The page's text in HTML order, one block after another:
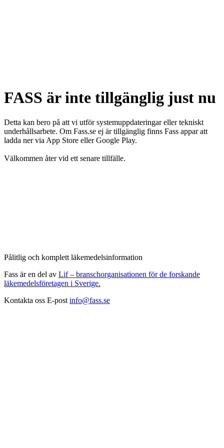
FASS är inte tillgänglig just nu
Detta kan bero på att vi utför systemuppdateringar eller tekniskt
underhållsarbete. Om Fass.se ej är tillgänglig finns Fass appar att
ladda ner via App Store eller Google Play.
Välkommen åter vid ett senare tillfälle.
Pålitlig och komplett läkemedelsinformation
Fass är en del av Lif – branschorganisationen för de forskande
läkemedelsföretagen i Sverige.
Kontakta oss E-post info@fass.se